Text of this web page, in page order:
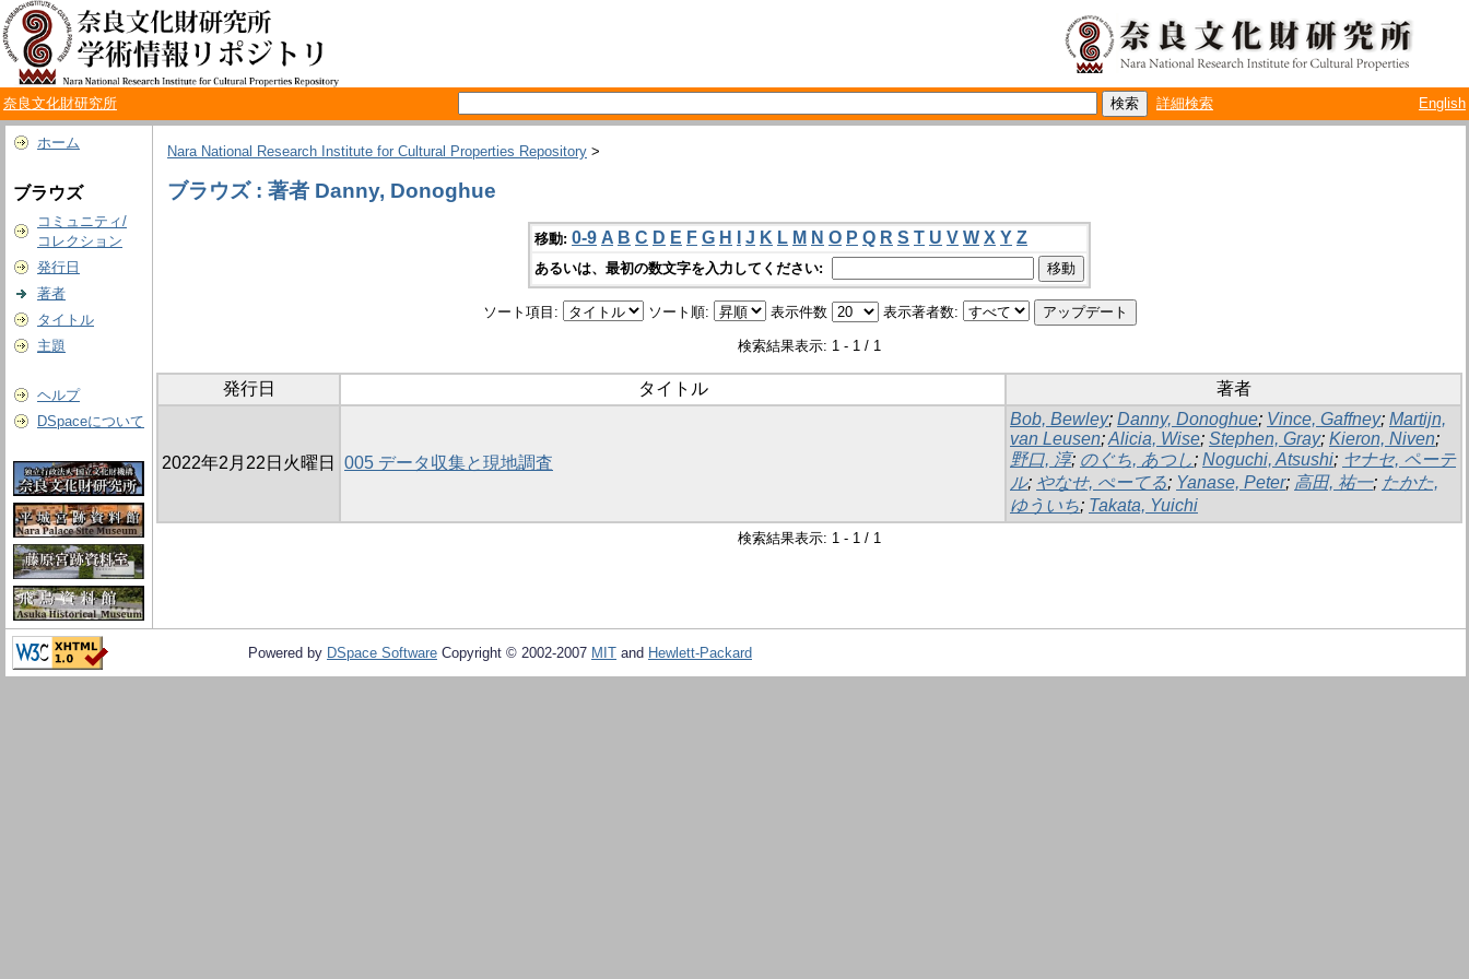
奈良文化財研究所 詳細検索 English
ホーム
ブラウズ
コミュニティ/
コレクション
発行日
著者
タイトル
主題
ヘルプ
DSpaceについて
Nara National Research Institute for Cultural Properties Repository >
ブラウズ : 著者 Danny, Donoghue
移動: 0-9 A B C D E F G H J K L M N O P Q R S T U V W X Y Z
あるいは、最初の数文字を入力してください:
ソート項目: ソート順: 表示件数 表示著者数:
検索結果表示: 1 - 1 / 1
発行日 タイトル 著者
2022年2月22日火曜日 005 データ収集と現地調査
Bob, Bewley; Danny, Donoghue; Vince, Gaffney; Martijn,
van Leusen;Alicia, Wise; Stephen, Gray; Kieron, Niven;
野口, 淳; のぐち, あつし; Noguchi, Atsushi; ヤナセ, ペーテ
ル; やなせ, ぺーてる; Yanase, Peter; 高田, 祐一; たかた,
ゆういち; Takata, Yuichi
検索結果表示: 1 - 1 / 1
Powered by DSpace Software Copyright © 2002-2007 MIT and Hewlett-Packard